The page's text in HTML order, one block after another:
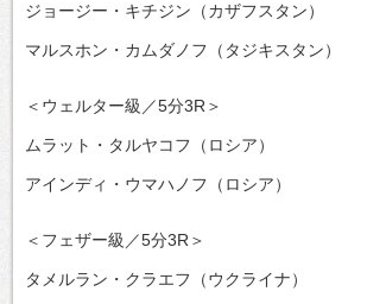
ジョージー・キチジン（カザフスタン）
マルスホン・カムダノフ（タジキスタン）
＜ウェルター級／5分3R＞
ムラット・タルヤコフ（ロシア）
アインディ・ウマハノフ（ロシア）
＜フェザー級／5分3R＞
タメルラン・クラエフ（ウクライナ）